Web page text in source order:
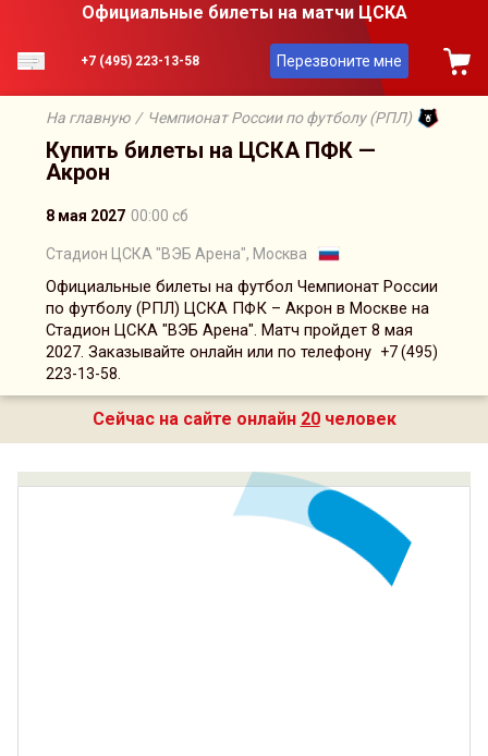
Официальные билеты на матчи ЦСКА
+7 (495) 223-13-58 Перезвоните мне
На главную / Чемпионат России по футболу (РПЛ)
Купить билеты на ЦСКА ПФК —
Акрон
8 мая 2027 00:00 сб
Стадион ЦСКА "ВЭБ Арена", Москва
Официальные билеты на футбол Чемпионат России
по футболу (РПЛ) ЦСКА ПФК – Акрон в Москве на
Стадион ЦСКА "ВЭБ Арена". Матч пройдет 8 мая
2027. Заказывайте онлайн или по телефону +7 (495)
223-13-58.
Сейчас на сайте онлайн 20человек